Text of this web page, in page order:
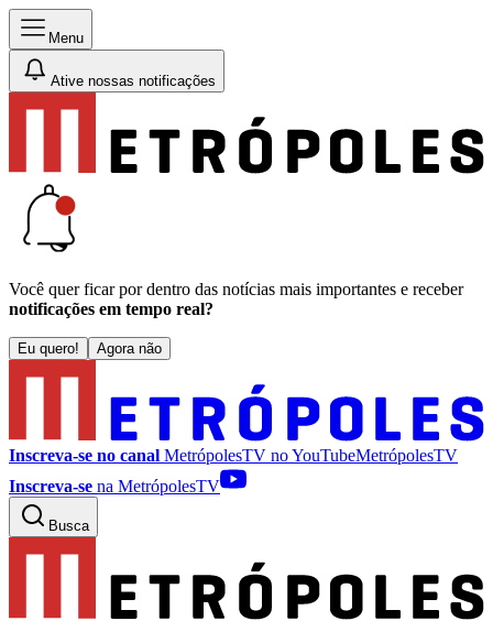
Menu
Ative nossas notificações
Você quer ficar por dentro das notícias mais importantes e receber
notificações em tempo real?
Eu quero! Agora não
Inscreva-se no canal MetrópolesTV noYouTubeMetrópolesTV
Inscreva-se na MetrópolesTV
Busca